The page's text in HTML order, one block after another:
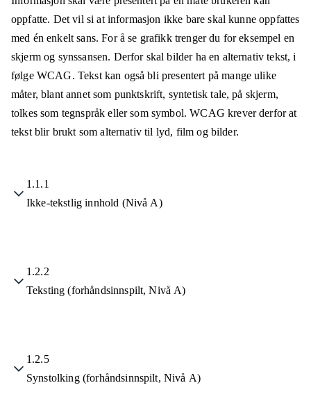
oppfatte. Det vil si at informasjon ikke bare skal kunne oppfattes
med én enkelt sans. For å se grafikk trenger du for eksempel en
skjerm og synssansen. Derfor skal bilder ha en alternativ tekst, i
følge WCAG. Tekst kan også bli presentert på mange ulike
måter, blant annet som punktskrift, syntetisk tale, på skjerm,
tolkes som tegnspråk eller som symbol. WCAG krever derfor at
tekst blir brukt som alternativ til lyd, film og bilder.
1.1.1
Ikke-tekstlig innhold (Nivå A)
1.2.2
Teksting (forhåndsinnspilt, Nivå A)
1.2.5
Synstolking (forhåndsinnspilt, Nivå A)